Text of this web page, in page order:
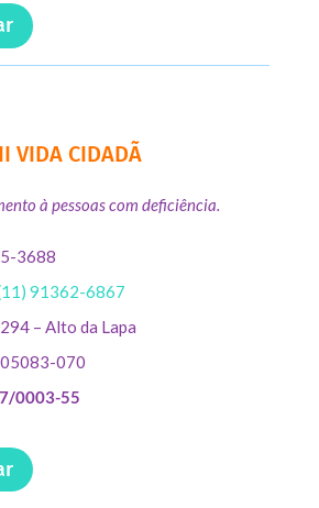
VIDA CIDADÃ
à pessoas com deficiência.
3688
91362-6867
– Alto da Lapa
05083-070
0003-55